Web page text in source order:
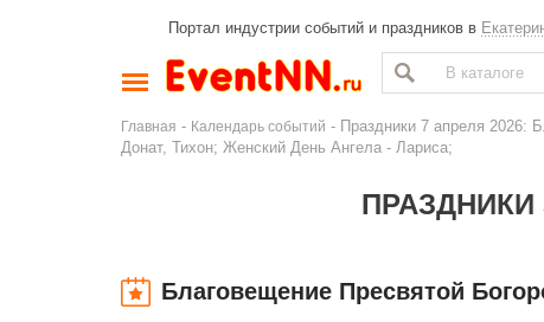
Портал индустрии событий и праздников в
Главная - Календарь событий - Праздники 7 апреля 2026:
Донат, Тихон; Женский День Ангела - Лариса;
ПРАЗДНИКИ
Благовещение Пресвятой